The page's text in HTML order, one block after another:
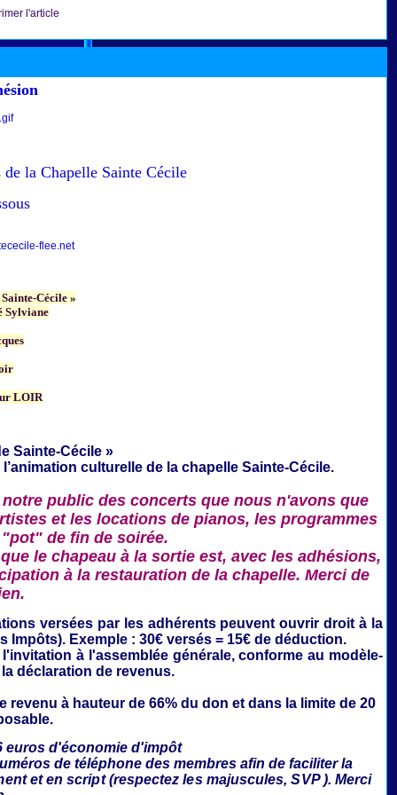
l'article
la Chapelle Sainte Cécile
flee.net
Cécile »
Sylviane
LOIR
Sainte-Cécile »
culturelle de la chapelle Sainte-Cécile.
public des concerts que nous n'avons que
et les locations de pianos, les programmes
de fin de soirée.
le chapeau à la sortie est, avec les adhésions,
à la restauration de la chapelle. Merci de
versées par les adhérents peuvent ouvrir droit à la
Impôts). Exemple : 30€ versés = 15€ de déduction.
à l'assemblée générale,conforme au modèle-
déclaration de revenus.
à hauteur de 66% du don et dans la limite de 20
euros d'économie d'impôt
de téléphone des membres afin de faciliter la
et en script (respectez les majuscules, SVP ). Merci